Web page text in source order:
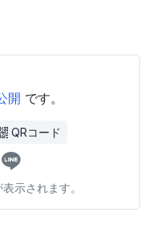
開 です。
QRコード
示されます。